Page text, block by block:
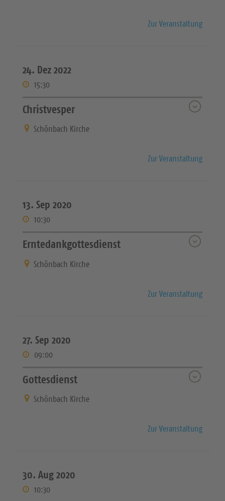
Zur Veranstaltung
24. Dez 2022
15:30
Christvesper
Schönbach Kirche
Zur Veranstaltung
13. Sep 2020
10:30
Erntedankgottesdienst
Schönbach Kirche
Zur Veranstaltung
27. Sep 2020
09:00
Gottesdienst
Schönbach Kirche
Zur Veranstaltung
30. Aug 2020
10:30